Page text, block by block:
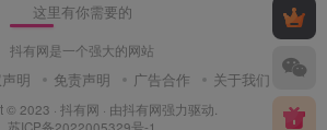
这里有你需要的
抖有网是一个强大的网站
明 免责声明 广告合作 关于我们
© 2023 · 抖有网 · 由抖有网强力驱动.